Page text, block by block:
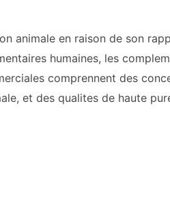
animale en raison de son
humaines, les
comprennent des
et des qualites de haute